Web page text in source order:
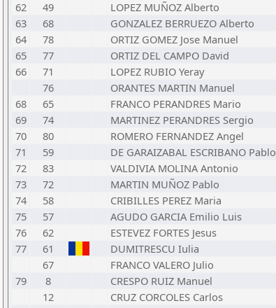
62
49 LOPEZ MUÑOZ Alberto
63
68 GONZALEZ BERRUEZO Alberto
64
78 ORTIZ GOMEZ Jose Manuel
65
77 ORTIZ DEL CAMPO David
66
71 LOPEZ RUBIO Yeray
76
ORANTES MARTIN Manuel
68
65 FRANCO PERANDRES Mario
69
74 MARTINEZ PERANDRES Sergio
70
80 ROMERO FERNANDEZ Angel
71
59 DE GARAIZABAL ESCRIBANO Pablo
72
83 VALDIVIA MOLINA Antonio
73
72 MARTIN MUÑOZ Pablo
74
58 CRIBILLES PEREZ Maria
75
57 AGUDO GARCIA Emilio Luis
76
62 ESTEVEZ FORTES Jesus
77
61 DUMITRESCU Iulia
67
FRANCO VALERO Julio
79
8 CRESPO RUIZ Manuel
12
CRUZ CORCOLES Carlos